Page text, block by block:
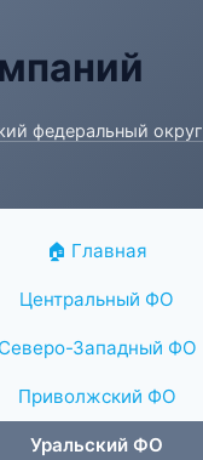
федеральный округ
🏠 Главная
Центральный ФО
Северо-Западный ФО
Приволжский ФО
Уральский ФО